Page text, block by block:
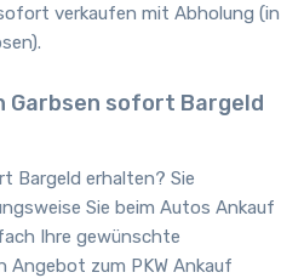
verkaufen mit Abholung (in
Garbsen sofort Bargeld
Bargeld erhalten? Sie
Sie beim Autos Ankauf
Ihre gewünschte
Angebot zum PKW Ankauf